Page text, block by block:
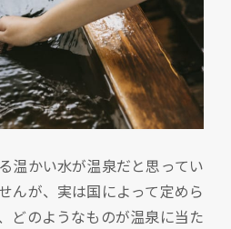
温かい水が温泉だと思ってい
んが、実は国によって定めら
どのようなものが温泉に当た